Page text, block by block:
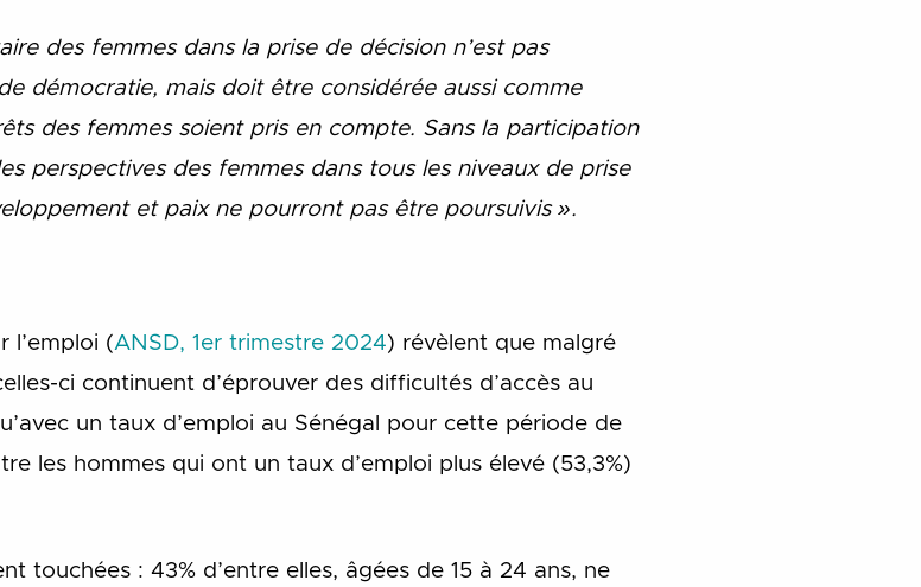
des femmes dans la prise de décision n’est pas
démocratie, mais doit être considérée aussi comme
des femmes soient pris en compte. Sans la participation
perspectives des femmes dans tous les niveaux de prise
et paix ne pourront pas être poursuivis ».
l’emploi (ANSD, 1er trimestre 2024) révèlent que malgré
ci continuent d’éprouver des difficultés d’accès au
un taux d’emploi au Sénégal pour cette période de
les hommes qui ont un taux d’emploi plus élevé (53,3%)
touchées : 43% d’entre elles, âgées de 15 à 24 ans, ne